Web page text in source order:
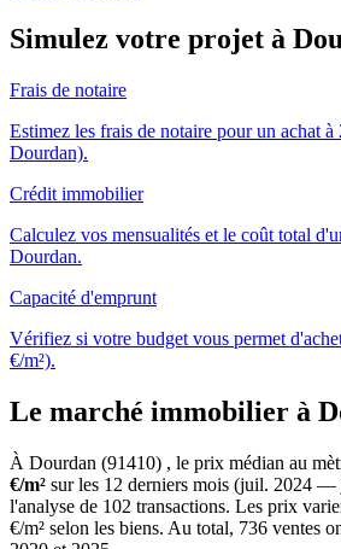
Simulez votre projet à
Frais de notaire
Estimez les frais de notaire pour un achat
Dourdan).
Crédit immobilier
Calculez vos mensualités et le coût total
Dourdan.
Capacité d'emprunt
Vérifiez si votre budget vous permet
€/m²).
Le marché immobilier à
À Dourdan (91410) , le prix médian au
€/m² sur les 12 derniers mois (juil. 2024 —
l'analyse de 102 transactions. Les prix
€/m² selon les biens. Au total, 736 ventes